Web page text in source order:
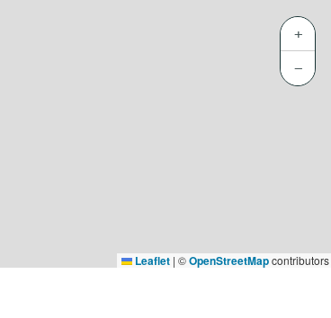
+
−
Leaflet | ©OpenStreetMapcontributors